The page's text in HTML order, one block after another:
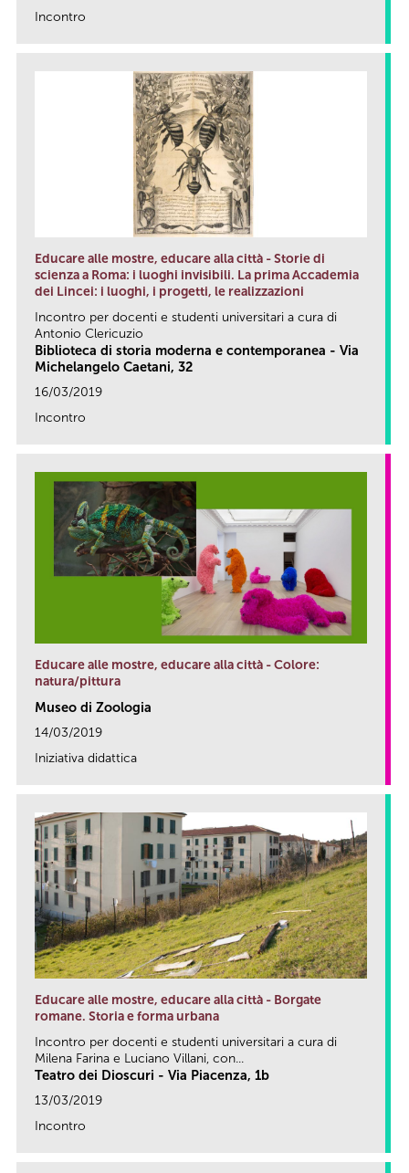
Incontro
Educare alle mostre, educare alla città - Storie di
scienza a Roma: i luoghi invisibili. La prima Accademia
dei Lincei: i luoghi, i progetti, le realizzazioni
Incontro per docenti e studenti universitari a cura di
Antonio Clericuzio
Biblioteca di storia moderna e contemporanea - Via
Michelangelo Caetani, 32
16/03/2019
Incontro
Educare alle mostre, educare alla città - Colore:
natura/pittura
Museo di Zoologia
14/03/2019
Iniziativa didattica
Educare alle mostre, educare alla città - Borgate
romane. Storia e forma urbana
Incontro per docenti e studenti universitari a cura di
Milena Farina e Luciano Villani, con...
Teatro dei Dioscuri - Via Piacenza, 1b
13/03/2019
Incontro